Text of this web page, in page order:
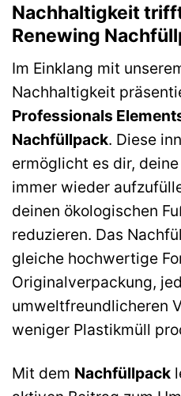
Nachhaltigkeit
Renewing
Im Einklang mit
Nachhaltigkeit
Professionals
Nachfüllpack. Diese
ermöglicht es dir,
immer wieder
deinen ökologischen
reduzieren. Das
gleiche hochwertige
Originalverpackung,
umweltfreundlicheren
weniger Plastikmüll
Mit dem Nachfüllpack